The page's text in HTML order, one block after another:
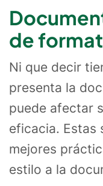
de
Ni que decir
presenta la
puede afectar
eficacia. Estas
mejores
estilo a la